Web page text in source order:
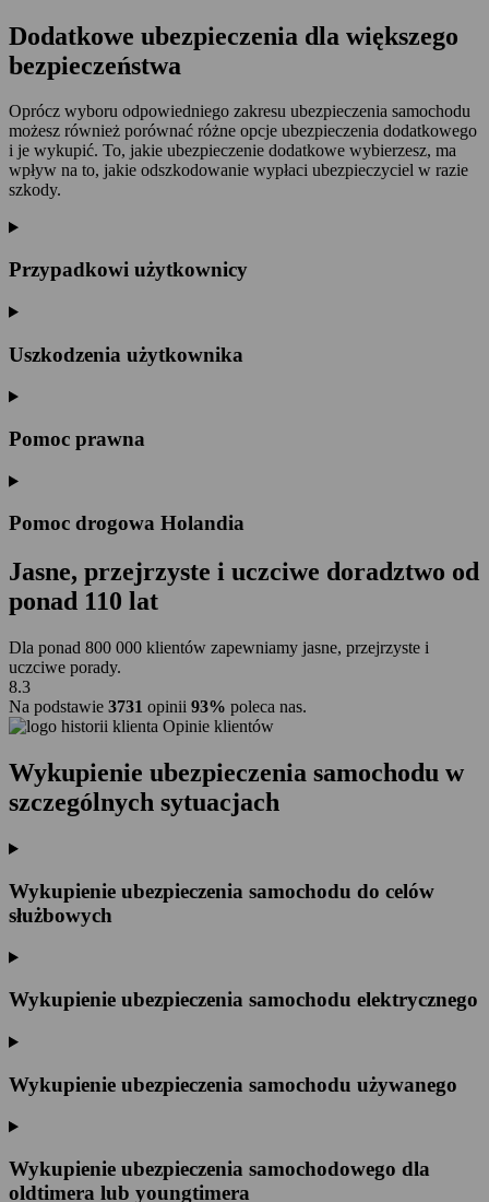
Dodatkowe ubezpieczenia dla większego
bezpieczeństwa
Oprócz wyboru odpowiedniego zakresu ubezpieczenia samochodu
możesz również porównać różne opcje ubezpieczenia dodatkowego
i je wykupić. To, jakie ubezpieczenie dodatkowe wybierzesz, ma
wpływ na to, jakie odszkodowanie wypłaci ubezpieczyciel w razie
szkody.
Przypadkowi użytkownicy
Uszkodzenia użytkownika
Pomoc prawna
Pomoc drogowa Holandia
Jasne, przejrzyste i uczciwe doradztwo od
ponad 110 lat
Dla ponad 800 000 klientów zapewniamy jasne, przejrzyste i
uczciwe porady.
8.3
Na podstawie 3731 opinii 93% poleca nas.
Opinie klientów
Wykupienie ubezpieczenia samochodu w
szczególnych sytuacjach
Wykupienie ubezpieczenia samochodu do celów
służbowych
Wykupienie ubezpieczenia samochodu elektrycznego
Wykupienie ubezpieczenia samochodu używanego
Wykupienie ubezpieczenia samochodowego dla
oldtimera lub youngtimera